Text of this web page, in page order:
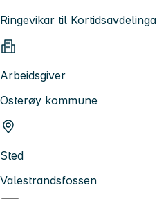
Ringevikar til Kortidsavdelinga
Arbeidsgiver
Osterøy kommune
Sted
Valestrandsfossen